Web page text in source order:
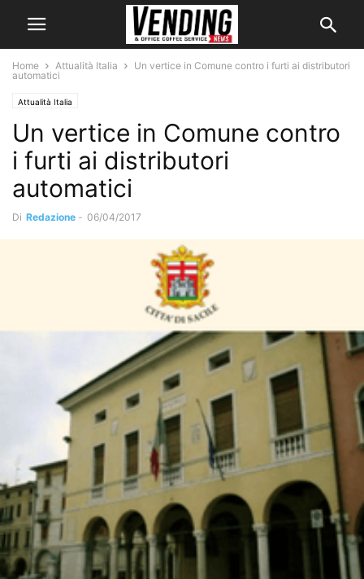
Home Attualità Italia
Un vertice in Comune contro i furti ai distributori
automatici
Attualità Italia
Un vertice in Comune contro
i furti ai distributori
automatici
Di Redazione - 06/04/2017